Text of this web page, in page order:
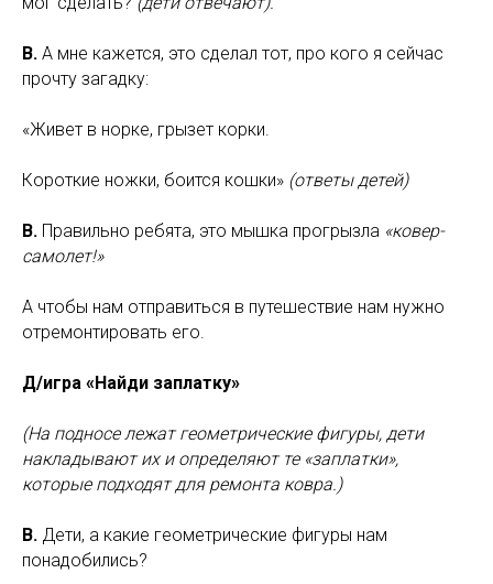
В. А мне кажется, это сделал тот, про кого я сейчас
прочту загадку:
«Живет в норке, грызет корки.
Короткие ножки, боится кошки» (ответы детей)
В. Правильно ребята, это мышка прогрызла «ковер-
самолет!»
А чтобы нам отправиться в путешествие нам нужно
отремонтировать его.
Д/игра «Найди заплатку»
(На подносе лежат геометрические фигуры, дети
накладывают их и определяют те «заплатки»,
которые подходят для ремонта ковра.)
В. Дети, а какие геометрические фигуры нам
понадобились?